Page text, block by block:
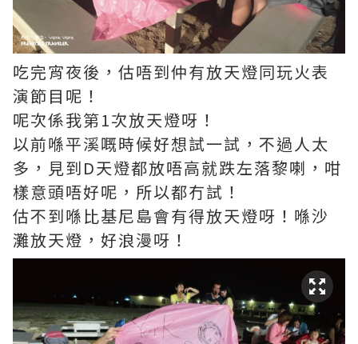
吃完宵夜後，估唔到仲有放天燈同玩火表
演節目呢！
呢次係我第1次放天燈呀！
以前喺平溪嘅時候好想試一試，不過人太
多，見到D天燈都放唔高就跌左落黎喇，咁
樣意頭唔好呢，所以都冇試！
估不到喺比基尼島會有得放天燈呀！喺沙
灘放天燈，好浪漫呀！